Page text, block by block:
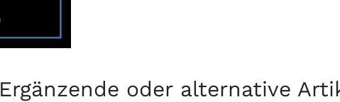
Ergänzende oder alternative